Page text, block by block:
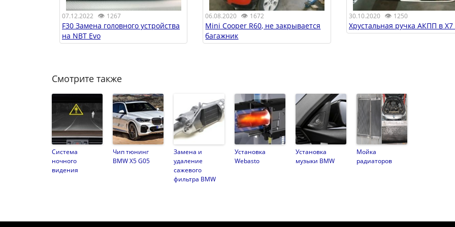
07.12.2022 👁 1267
F30 Замена головного устройства
на NBT Evo
06.08.2020 👁 1672
Mini Cooper R60, не закрывается
багажник
30.10.2020👁 1250
Хрустальная ручка АКПП в X7
Смотрите также
Система
ночного
видения
Чип тюнинг
BMW X5 G05
Замена и
удаление
сажевого
фильтра BMW
Установка
Webasto
Установка
музыки BMW
Мойка
радиаторов